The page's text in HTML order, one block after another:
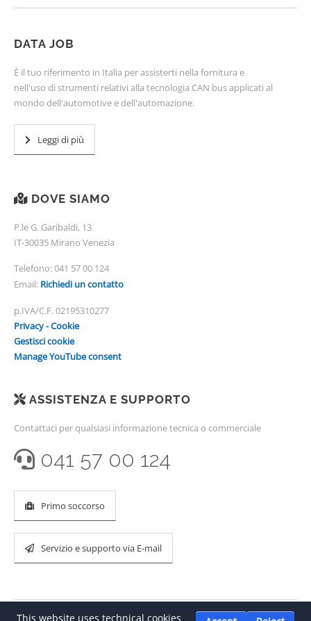
DATA JOB
È il tuo riferimento in Italia per assisterti nella fornitura e
nell'uso di strumenti relativi alla tecnologia CAN bus applicati al
mondo dell'automotive e dell'automazione.
Leggi di più
DOVE SIAMO
P.le G. Garibaldi, 13
IT-30035 Mirano Venezia
Telefono:041 57 00 124
Email: Richiedi un contatto
p.IVA/C.F. 02195310277
Privacy - Cookie
Gestisci cookie
Manage YouTube consent
ASSISTENZA E SUPPORTO
Contattaci per qualsiasi informazione tecnica o commerciale
041 57 00 124
Primo soccorso
Servizio e supporto via E-mail
This website uses technical cookies